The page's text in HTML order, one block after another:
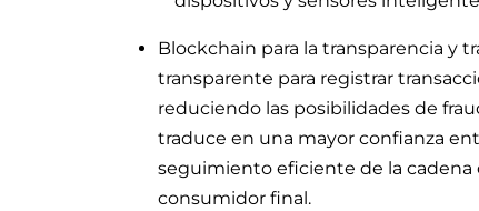
Blockchain para la transparencia y
transparente para registrar
reduciendo las posibilidades de
traduce en una mayor confianza
seguimiento eficiente de la cadena
consumidor final.